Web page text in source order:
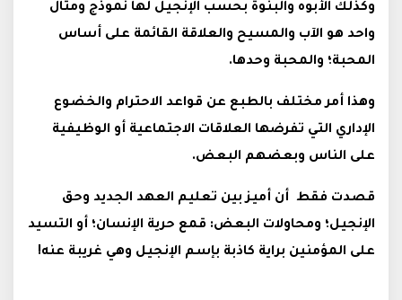
وكذلك الأبوه والبنوة بحسب الإنجيل لها نموذج ومثال
واحد هو الآب والمسيح والعلاقة القائمة على أساس
المحبة؛ والمحبة وحدها.
وهذا أمر مختلف بالطبع عن قواعد الاحترام والخضوع
الإداري التي تفرضها العلاقات الاجتماعية أو الوظيفية
على الناس وبعضهم البعض.
قصدت فقط أن أميز بين تعليم العهد الجديد وحق
الإنجيل؛ ومحاولات البعض: قمع حرية الإنسان؛ أو التسيد
على المؤمنين براية كاذبة بإسم الإنجيل وهي غريبة عنه!